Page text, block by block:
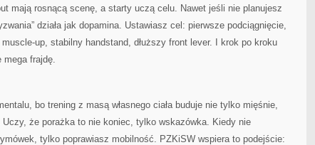
mają rosnącą scenę, a starty uczą celu. Nawet jeśli nie planujesz
działa jak dopamina. Ustawiasz cel: pierwsze podciągnięcie,
up, stabilny handstand, dłuższy front lever. I krok po kroku
mega frajdę.
bo trening z masą własnego ciała buduje nie tylko mięśnie,
Uczy, że porażka to nie koniec, tylko wskazówka. Kiedy nie
tylko poprawiasz mobilność. PZKiSW wspiera to podejście: